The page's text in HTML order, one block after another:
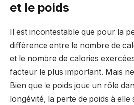
et le poids
Il est incontestable que pour la
différence entre le nombre de
et le nombre de calories
facteur le plus important. Mais
Bien que le poids joue un rôle
longévité, la perte de poids à elle